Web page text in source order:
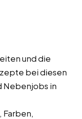
und die
bei diesen
Nebenjobs in
Farben,